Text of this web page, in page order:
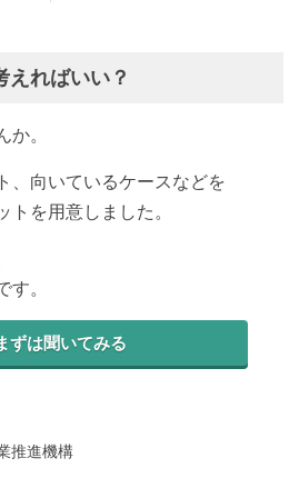
えればいい？
か。
、向いているケースなどを
トを用意しました。
す。
ずは聞いてみる
推進機構